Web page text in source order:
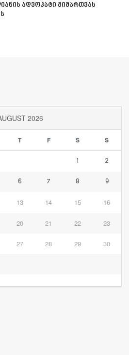
ადვოკატი მიმართვას
2026
T F S S
1 2
6 7 8 9
13 14 15 16
20 21 22 23
27 28 29 30